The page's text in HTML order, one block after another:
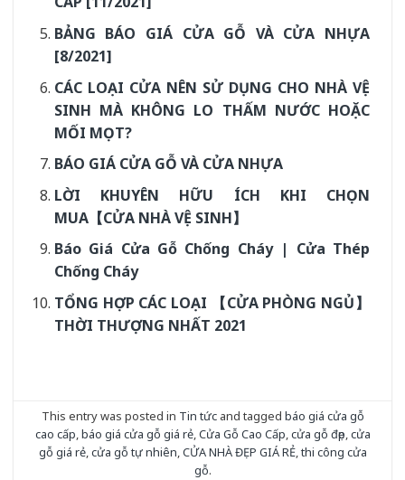
BẢNG BÁO GIÁ CỬA GỖ VÀ CỬA NHỰA
[8/2021]
CÁC LOẠI CỬA NÊN SỬ DỤNG CHO NHÀ VỆ
SINH MÀ KHÔNG LO THẤM NƯỚC HOẶC
MỐI MỌT?
BÁO GIÁ CỬA GỖ VÀ CỬA NHỰA
LỜI KHUYÊN HỮU ÍCH KHI CHỌN
MUA【CỬA NHÀ VỆ SINH】
Báo Giá Cửa Gỗ Chống Cháy | Cửa Thép
Chống Cháy
TỔNG HỢP CÁC LOẠI 【CỬA PHÒNG NGỦ】
THỜI THƯỢNG NHẤT 2021
This entry was posted in Tin tứcand tagged báo giá cửa gỗ
cao cấp,báo giá cửa gỗ giá rẻ,Cửa Gỗ Cao Cấp,cửa gỗ đẹp,cửa
gỗ giá rẻ,cửa gỗ tự nhiên,CỬA NHÀ ĐẸP GIÁ RẺ,thi công cửa
gỗ.